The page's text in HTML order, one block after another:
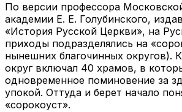
По версии профессора
академии Е. Е. Голубинского,
«История Русской Церкви», на
приходы подразделялись на
нынешних благочинных округов).
округ включал 40 храмов, в
одновременное поминовение за
упокой. Оттуда и берет начало
«сорокоуст».